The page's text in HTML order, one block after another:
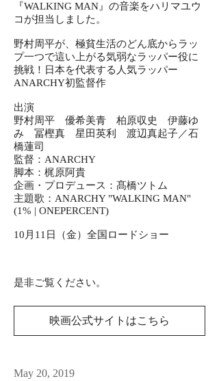
『WALKING MAN』の音楽をハリマユウ
コが担当しました。
野村周平が、極貧生活のどん底からラッ
プ一つで這い上がる気弱なラッパー役に
挑戦！日本を代表する人気ラッパー
ANARCHY初監督作
出演
野村周平 優希美青 柏原収史 伊藤ゆ
み 冨樫真 星田英利 渡辺真起子／石
橋蓮司
監督：ANARCHY
脚本：梶原阿貴
企画・プロデュース：髙橋ツトム
主題歌：ANARCHY "WALKING MAN"
(1% | ONEPERCENT)
10月11日（金）全国ロードショー
是非ご覧ください。
映画公式サイトはこちら
May 20, 2019